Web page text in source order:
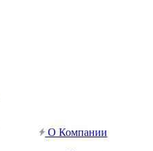
О Компании